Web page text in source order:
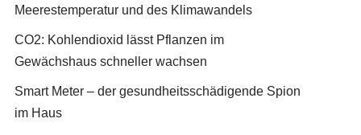
Meerestemperatur und des Klimawandels
CO2: Kohlendioxid lässt Pflanzen im
Gewächshaus schneller wachsen
Smart Meter – der gesundheitsschädigende Spion
im Haus